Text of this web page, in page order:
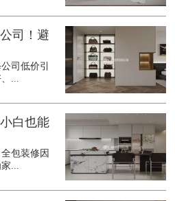
司！避
司低价引
...
白也能
包装修因
...